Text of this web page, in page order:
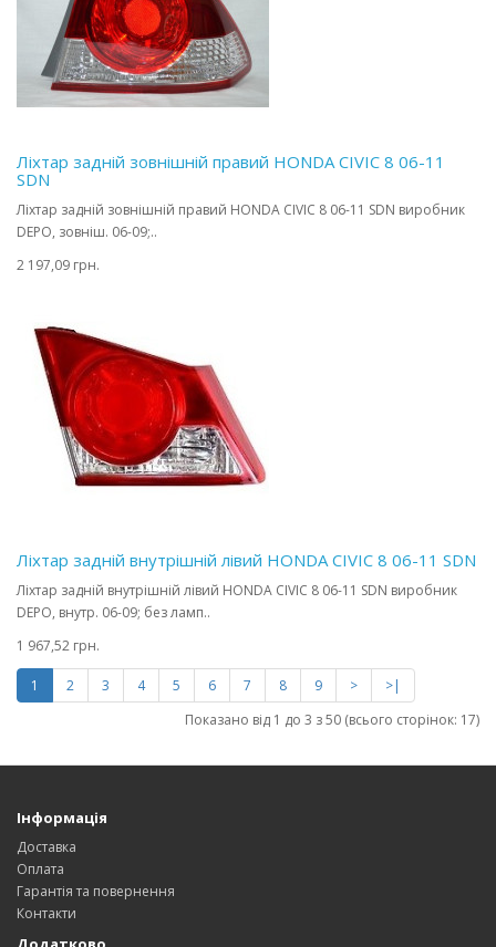
Ліхтар задній зовнішній правий HONDA CIVIC 8 06-11
SDN
Ліхтар задній зовнішній правий HONDA CIVIC 8 06-11 SDN виробник
DEPO, зовніш. 06-09;..
2 197,09 грн.
Ліхтар задній внутрішній лівий HONDA CIVIC 8 06-11 SDN
Ліхтар задній внутрішній лівий HONDA CIVIC 8 06-11 SDN виробник
DEPO, внутр. 06-09; без ламп..
1 967,52 грн.
1 2 3 4 5 6 7 8 9 >
>|
Показано від 1 до 3 з 50 (всього сторінок: 17)
Інформація
Доставка
Оплата
Гарантія та повернення
Контакти